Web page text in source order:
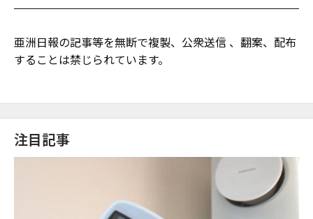
亜洲日報の記事等を無断で複製、公衆送信 、翻案、配布
することは禁じられています。
注目記事